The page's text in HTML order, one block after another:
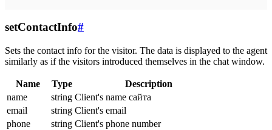
setContactInfo#
Sets the contact info for the visitor. The data is displayed to the agent
similarly as if the visitors introduced themselves in the chat window.
Name Type
Description
name
string Client's name сайта
email
string Client's email
phone
string Client's phone number